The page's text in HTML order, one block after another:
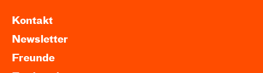
Kontakt
Newsletter
Freunde